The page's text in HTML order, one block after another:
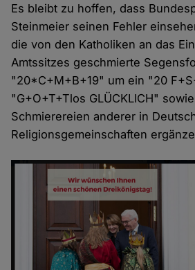
Es bleibt zu hoffen, dass
Steinmeier seinen Fehler
die von den Katholiken an das
Amtssitzes geschmierte
"20*C+M+B+19" um ein "20
"G+O+T+Tlos GLÜCKLICH"
Schmierereien anderer in
Religionsgemeinschaften